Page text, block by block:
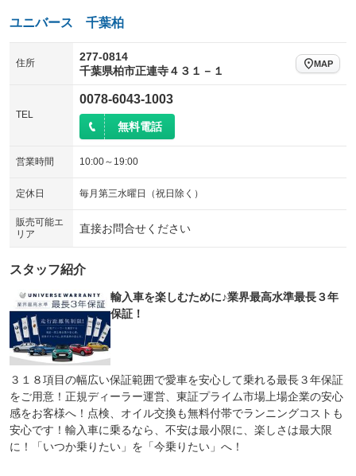
ユニバース 千葉柏
住所
277-0814
千葉県柏市正連寺４３１－１
MAP
TEL
0078-6043-1003
無料電話
営業時間 10:00～19:00
定休日 毎月第三水曜日（祝日除く）
販売可能エ
リア
直接お問合せください
スタッフ紹介
輸入車を楽しむために♪業界最高水準最長３年
保証！
３１８項目の幅広い保証範囲で愛車を安心して乗れる最長３年保証
をご用意！正規ディーラー運営、東証プライム市場上場企業の安心
感をお客様へ！点検、オイル交換も無料付帯でランニングコストも
安心です！輸入車に乗るなら、不安は最小限に、楽しさは最大限
に！「いつか乗りたい」を「今乗りたい」へ！